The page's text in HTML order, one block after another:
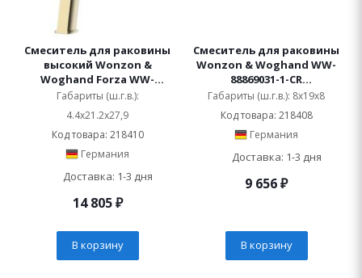
Смеситель для раковины
высокий Wonzon &
Woghand Forza WW-
239031-BG
Габариты (ш.г.в.):
4.4x21.2x27,9
Код товара: 218410
Германия
Доставка: 1-3 дня
14 805₽
В корзину
Смеситель для раковины
Wonzon & Woghand WW-
88869031-1-CR
встраиваемый
Габариты (ш.г.в.): 8x19x8
Код товара: 218408
Германия
Доставка: 1-3 дня
9 656₽
В корзину